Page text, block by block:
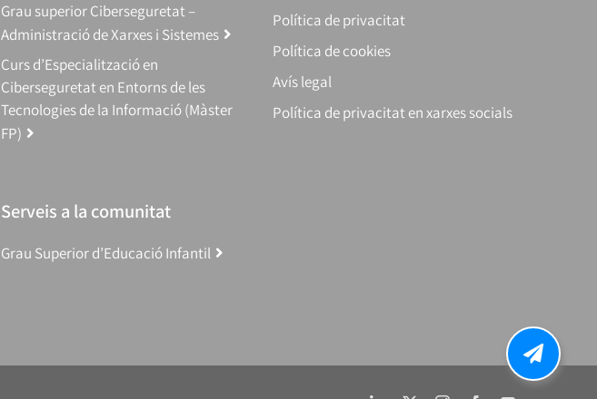
Grau superior Ciberseguretat –
Administració de Xarxes i Sistemes
Curs d’Especialització en
Ciberseguretat en Entorns de les
Tecnologies de la Informació (Màster
FP)
Serveis a la comunitat
Grau Superior d’Educació Infantil
Política de privacitat
Política de cookies
Avís legal
Política de privacitat en xarxes socials